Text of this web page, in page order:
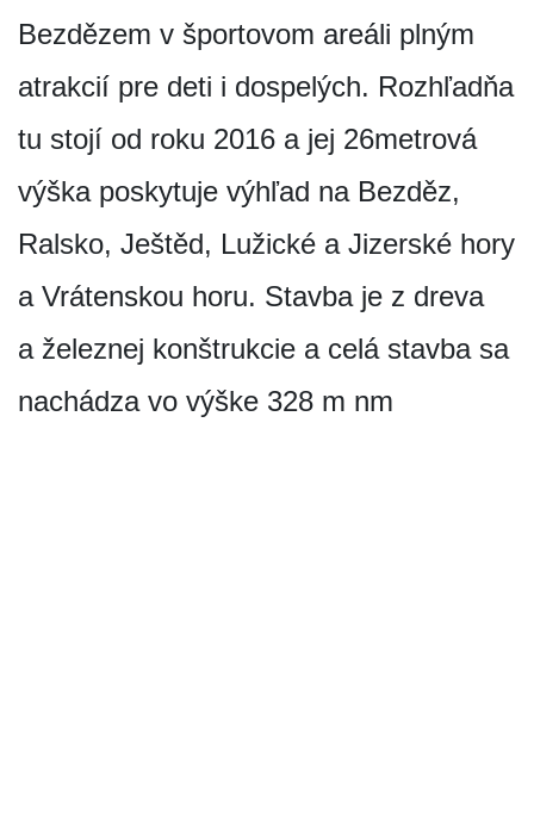
Bezdězem v športovom areáli plným
atrakcií pre deti i dospelých. Rozhľadňa
tu stojí od roku 2016 a jej 26metrová
výška poskytuje výhľad na Bezděz,
Ralsko, Ještěd, Lužické a Jizerské hory
a Vrátenskou horu. Stavba je z dreva
a železnej konštrukcie a celá stavba sa
nachádza vo výške 328 m nm